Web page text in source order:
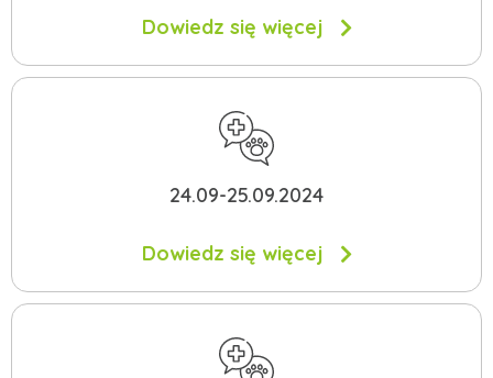
Dowiedz się więcej
24.09-25.09.2024
Dowiedz się więcej